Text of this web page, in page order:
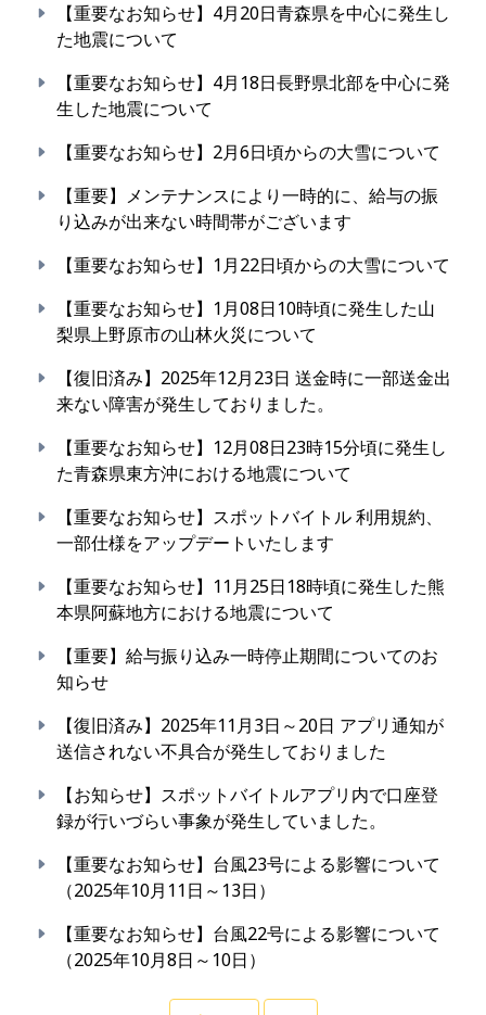
【重要なお知らせ】4月20日青森県を中心に発生し
た地震について
【重要なお知らせ】4月18日長野県北部を中心に発
生した地震について
【重要なお知らせ】2月6日頃からの大雪について
【重要】メンテナンスにより一時的に、給与の振
り込みが出来ない時間帯がございます
【重要なお知らせ】1月22日頃からの大雪について
【重要なお知らせ】1月08日10時頃に発生した山
梨県上野原市の山林火災について
【復旧済み】2025年12月23日 送金時に一部送金出
来ない障害が発生しておりました。
【重要なお知らせ】12月08日23時15分頃に発生し
た青森県東方沖における地震について
【重要なお知らせ】スポットバイトル 利用規約、
一部仕様をアップデートいたします
【重要なお知らせ】11月25日18時頃に発生した熊
本県阿蘇地方における地震について
【重要】給与振り込み一時停止期間についてのお
知らせ
【復旧済み】2025年11月3日～20日 アプリ通知が
送信されない不具合が発生しておりました
【お知らせ】スポットバイトルアプリ内で口座登
録が行いづらい事象が発生していました。
【重要なお知らせ】台風23号による影響について
（2025年10月11日～13日）
【重要なお知らせ】台風22号による影響について
（2025年10月8日～10日）